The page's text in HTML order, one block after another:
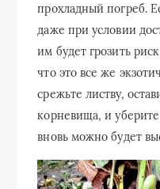
прохладный погреб.
даже при условии
им будет грозить
что это все же
срежьте листву,
корневища, и
вновь можно будет